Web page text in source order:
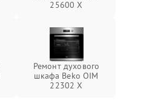
25600 X
Ремонт духового
шкафа Beko OIM
22302 X